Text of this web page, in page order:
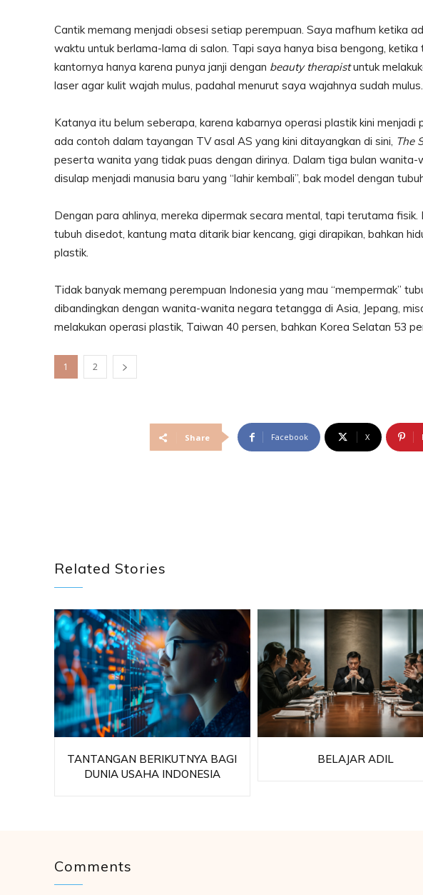
Cantik memang menjadi obsesi setiap perempuan. Saya mafhum ketika
waktu untuk berlama-lama di salon. Tapi saya hanya bisa bengong,
kantornya hanya karena punya janji dengan beauty therapistuntuk
laser agar kulit wajah mulus, padahal menurut saya wajahnya sudah mulus.
Katanya itu belum seberapa, karena kabarnya operasi plastik kini menjadi
ada contoh dalam tayangan TV asal AS yang kini ditayangkan di sini, The
peserta wanita yang tidak puas dengan dirinya. Dalam tiga bulan
disulap menjadi manusia baru yang “lahir kembali”, bak model dengan
Dengan para ahlinya, mereka dipermak secara mental, tapi terutama
tubuh disedot, kantung mata ditarik biar kencang, gigi dirapikan, bahkan
plastik.
Tidak banyak memang perempuan Indonesia yang mau “mempermak”
dibandingkan dengan wanita-wanita negara tetangga di Asia, Jepang,
melakukan operasi plastik, Taiwan 40 persen, bahkan Korea Selatan 53
1 2
Share Facebook X
Related Stories
TANTANGAN BERIKUTNYA BAGI
DUNIA USAHA INDONESIA
BELAJAR ADIL
Comments